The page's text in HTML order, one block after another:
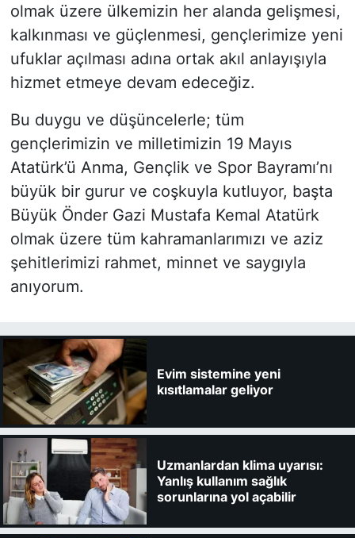
olmak üzere ülkemizin her alanda gelişmesi,
kalkınması ve güçlenmesi, gençlerimize yeni
ufuklar açılması adına ortak akıl anlayışıyla
hizmet etmeye devam edeceğiz.
Bu duygu ve düşüncelerle; tüm
gençlerimizin ve milletimizin 19 Mayıs
Atatürk’ü Anma, Gençlik ve Spor Bayramı’nı
büyük bir gurur ve coşkuyla kutluyor, başta
Büyük Önder Gazi Mustafa Kemal Atatürk
olmak üzere tüm kahramanlarımızı ve aziz
şehitlerimizi rahmet, minnet ve saygıyla
anıyorum.
Evim sistemine yeni
kısıtlamalar geliyor
Uzmanlardan klima uyarısı:
Yanlış kullanım sağlık
sorunlarına yol açabilir